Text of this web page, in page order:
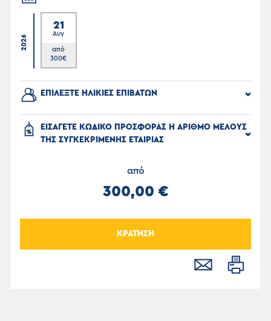
2026
21
Αυγ
από
300€
ΕΠΙΛΕΞΤΕ ΗΛΙΚΙΕΣ ΕΠΙΒΑΤΩΝ
ΕΙΣΑΓΕΤΕ ΚΩΔΙΚΟ ΠΡΟΣΦΟΡΑΣ Η ΑΡΙΘΜΟ ΜΕΛΟΥΣ
ΤΗΣ ΣΥΓΚΕΚΡΙΜΕΝΗΣ ΕΤΑΙΡΙΑΣ
από
300,00 €
ΚΡΑΤΗΣΗ